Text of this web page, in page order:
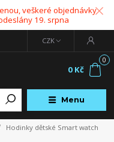
veškeré objednávky
19. srpna
Menu
CZK
0
0 Kč
Hodinky dětské Smart watch